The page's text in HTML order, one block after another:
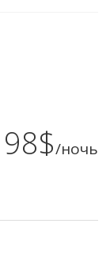
98$/ночь